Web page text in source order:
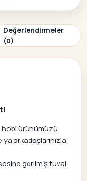
Değerlendirmeler
(0)
hobi ürünümüzü
arkadaşlarınızla
gerilmiş tuval